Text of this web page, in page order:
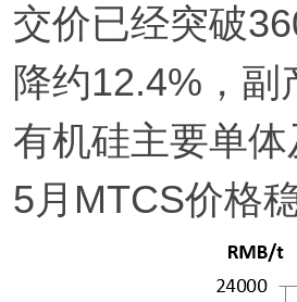
交价已经突破
降约12.4%，
有机硅主要单
5月MTCS价格